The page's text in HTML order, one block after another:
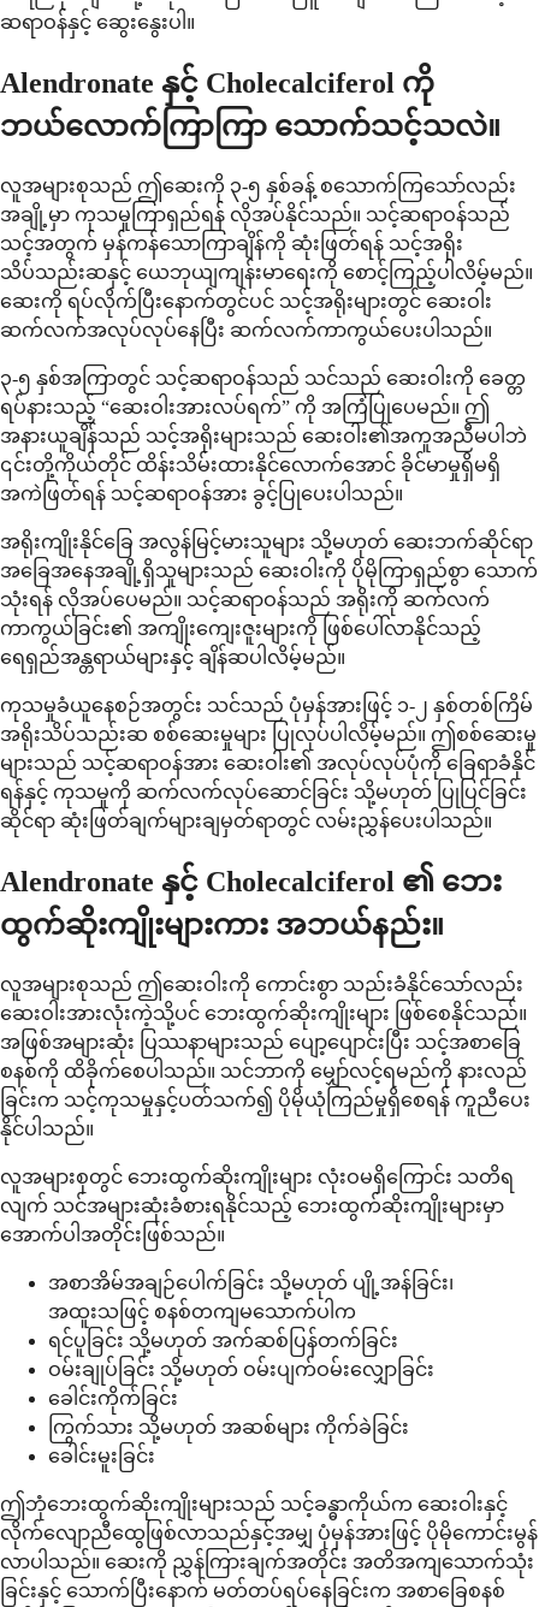
ဆရာဝန်နှင့် ဆွေးနွေးပါ။
Alendronate နှင့် Cholecalciferol ကို
ဘယ်လောက်ကြာကြာ သောက်သင့်သလဲ။
လူအများစုသည် ဤဆေးကို ၃-၅ နှစ်ခန့် စသောက်ကြသော်လည်း
အချို့မှာ ကုသမှုကြာရှည်ရန် လိုအပ်နိုင်သည်။ သင့်ဆရာဝန်သည်
သင့်အတွက် မှန်ကန်သောကြာချိန်ကို ဆုံးဖြတ်ရန် သင့်အရိုး
သိပ်သည်းဆနှင့် ယေဘုယျကျန်းမာရေးကို စောင့်ကြည့်ပါလိမ့်မည်။
ဆေးကို ရပ်လိုက်ပြီးနောက်တွင်ပင် သင့်အရိုးများတွင် ဆေးဝါး
ဆက်လက်အလုပ်လုပ်နေပြီး ဆက်လက်ကာကွယ်ပေးပါသည်။
၃-၅ နှစ်အကြာတွင် သင့်ဆရာဝန်သည် သင်သည် ဆေးဝါးကို ခေတ္တ
ရပ်နားသည့် “ဆေးဝါးအားလပ်ရက်” ကို အကြံပြုပေမည်။ ဤ
အနားယူချိန်သည် သင့်အရိုးများသည် ဆေးဝါး၏အကူအညီမပါဘဲ
၎င်းတို့ကိုယ်တိုင် ထိန်းသိမ်းထားနိုင်လောက်အောင် ခိုင်မာမှုရှိမရှိ
အကဲဖြတ်ရန် သင့်ဆရာဝန်အား ခွင့်ပြုပေးပါသည်။
အရိုးကျိုးနိုင်ခြေ အလွန်မြင့်မားသူများ သို့မဟုတ် ဆေးဘက်ဆိုင်ရာ
အခြေအနေအချို့ရှိသူများသည် ဆေးဝါးကို ပိုမိုကြာရှည်စွာ သောက်
သုံးရန် လိုအပ်ပေမည်။ သင့်ဆရာဝန်သည် အရိုးကို ဆက်လက်
ကာကွယ်ခြင်း၏ အကျိုးကျေးဇူးများကို ဖြစ်ပေါ်လာနိုင်သည့်
ရေရှည်အန္တရာယ်များနှင့် ချိန်ဆပါလိမ့်မည်။
ကုသမှုခံယူနေစဉ်အတွင်း သင်သည် ပုံမှန်အားဖြင့် ၁-၂ နှစ်တစ်ကြိမ်
အရိုးသိပ်သည်းဆ စစ်ဆေးမှုများ ပြုလုပ်ပါလိမ့်မည်။ ဤစစ်ဆေးမှု
များသည် သင့်ဆရာဝန်အား ဆေးဝါး၏ အလုပ်လုပ်ပုံကို ခြေရာခံနိုင်
ရန်နှင့် ကုသမှုကို ဆက်လက်လုပ်ဆောင်ခြင်း သို့မဟုတ် ပြုပြင်ခြင်း
ဆိုင်ရာ ဆုံးဖြတ်ချက်များချမှတ်ရာတွင် လမ်းညွှန်ပေးပါသည်။
Alendronate နှင့် Cholecalciferol ၏ ဘေး
ထွက်ဆိုးကျိုးများကား အဘယ်နည်း။
လူအများစုသည် ဤဆေးဝါးကို ကောင်းစွာ သည်းခံနိုင်သော်လည်း
ဆေးဝါးအားလုံးကဲ့သို့ပင် ဘေးထွက်ဆိုးကျိုးများ ဖြစ်စေနိုင်သည်။
အဖြစ်အများဆုံး ပြဿနာများသည် ပျော့ပျောင်းပြီး သင့်အစာခြေ
စနစ်ကို ထိခိုက်စေပါသည်။ သင်ဘာကို မျှော်လင့်ရမည်ကို နားလည်
ခြင်းက သင့်ကုသမှုနှင့်ပတ်သက်၍ ပိုမိုယုံကြည်မှုရှိစေရန် ကူညီပေး
နိုင်ပါသည်။
လူအများစုတွင် ဘေးထွက်ဆိုးကျိုးများ လုံးဝမရှိကြောင်း သတိရ
လျက် သင်အများဆုံးခံစားရနိုင်သည့် ဘေးထွက်ဆိုးကျိုးများမှာ
အောက်ပါအတိုင်းဖြစ်သည်။
အစာအိမ်အချဉ်ပေါက်ခြင်း သို့မဟုတ် ပျို့အန်ခြင်း၊
အထူးသဖြင့် စနစ်တကျမသောက်ပါက
ရင်ပူခြင်း သို့မဟုတ် အက်ဆစ်ပြန်တက်ခြင်း
ဝမ်းချုပ်ခြင်း သို့မဟုတ် ဝမ်းပျက်ဝမ်းလျှောခြင်း
ခေါင်းကိုက်ခြင်း
ကြွက်သား သို့မဟုတ် အဆစ်များ ကိုက်ခဲခြင်း
ခေါင်းမူးခြင်း
ဤဘုံဘေးထွက်ဆိုးကျိုးများသည် သင့်ခန္ဓာကိုယ်က ဆေးဝါးနှင့်
လိုက်လျောညီထွေဖြစ်လာသည်နှင့်အမျှ ပုံမှန်အားဖြင့် ပိုမိုကောင်းမွန်
လာပါသည်။ ဆေးကို ညွှန်ကြားချက်အတိုင်း အတိအကျသောက်သုံး
ခြင်းနှင့် သောက်ပြီးနောက် မတ်တပ်ရပ်နေခြင်းက အစာခြေစနစ်